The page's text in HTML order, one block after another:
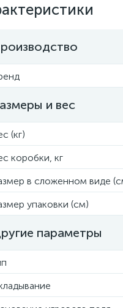
и вес
(кг)
коробки, кг
в сложенном виде
упаковки (см)
параметры